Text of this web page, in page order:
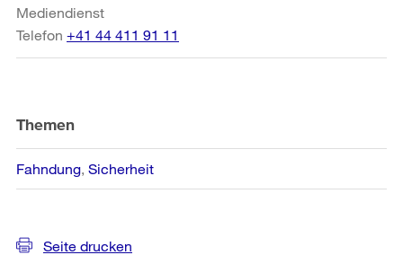
Mediendienst
Telefon +41 44 411 91 11
Themen
Fahndung Sicherheit
Seite drucken